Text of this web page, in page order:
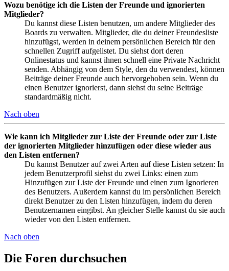
Wozu benötige ich die Listen der Freunde und ignorierten
Mitglieder?
Du kannst diese Listen benutzen, um andere Mitglieder des
Boards zu verwalten. Mitglieder, die du deiner Freundesliste
hinzufügst, werden in deinem persönlichen Bereich für den
schnellen Zugriff aufgelistet. Du siehst dort deren
Onlinestatus und kannst ihnen schnell eine Private Nachricht
senden. Abhängig von dem Style, den du verwendest, können
Beiträge deiner Freunde auch hervorgehoben sein. Wenn du
einen Benutzer ignorierst, dann siehst du seine Beiträge
standardmäßig nicht.
Nach oben
Wie kann ich Mitglieder zur Liste der Freunde oder zur Liste
der ignorierten Mitglieder hinzufügen oder diese wieder aus
den Listen entfernen?
Du kannst Benutzer auf zwei Arten auf diese Listen setzen: In
jedem Benutzerprofil siehst du zwei Links: einen zum
Hinzufügen zur Liste der Freunde und einen zum Ignorieren
des Benutzers. Außerdem kannst du im persönlichen Bereich
direkt Benutzer zu den Listen hinzufügen, indem du deren
Benutzernamen eingibst. An gleicher Stelle kannst du sie auch
wieder von den Listen entfernen.
Nach oben
Die Foren durchsuchen